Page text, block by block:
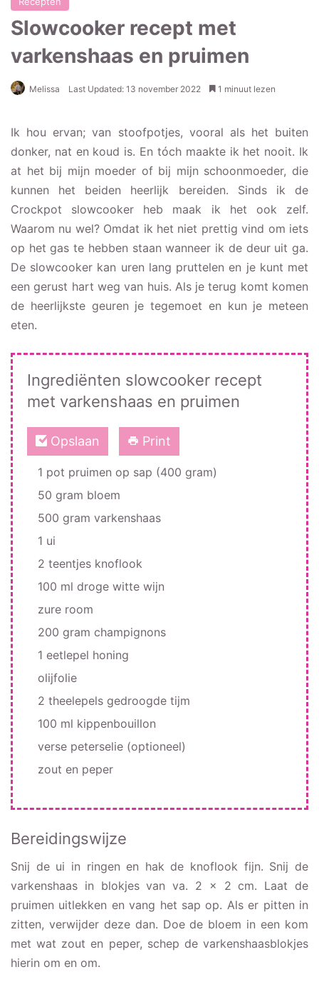
Slowcooker recept met
varkenshaas en pruimen
Melissa Last Updated: 13 november 2022 1 minuut lezen
Ik hou ervan; van stoofpotjes, vooral als het buiten
donker, nat en koud is. En tóch maakte ik het nooit. Ik
at het bij mijn moeder of bij mijn schoonmoeder, die
kunnen het beiden heerlijk bereiden. Sinds ik de
Crockpot slowcooker heb maak ik het ook zelf.
Waarom nu wel? Omdat ik het niet prettig vind om iets
op het gas te hebben staan wanneer ik de deur uit ga.
De slowcooker kan uren lang pruttelen en je kunt met
een gerust hart weg van huis. Als je terug komt komen
de heerlijkste geuren je tegemoet en kun je meteen
eten.
Ingrediënten slowcooker recept
met varkenshaas en pruimen
Opslaan Print
1 pot pruimen op sap (400 gram)
50 gram bloem
500 gram varkenshaas
1 ui
2 teentjes knoflook
100 ml droge witte wijn
zure room
200 gram champignons
1 eetlepel honing
olijfolie
2 theelepels gedroogde tijm
100 ml kippenbouillon
verse peterselie (optioneel)
zout en peper
Bereidingswijze
Snij de ui in ringen en hak de knoflook fijn. Snij de
varkenshaas in blokjes van va. 2 x 2 cm. Laat de
pruimen uitlekken en vang het sap op. Als er pitten in
zitten, verwijder deze dan. Doe de bloem in een kom
met wat zout en peper, schep de varkenshaasblokjes
hierin om en om.